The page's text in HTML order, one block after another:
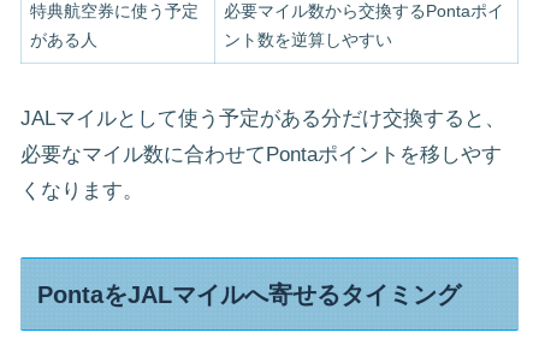
特典航空券に使う予定
がある人
必要マイル数から交換するPontaポイ
ント数を逆算しやすい
JALマイルとして使う予定がある分だけ交換すると、
必要なマイル数に合わせてPontaポイントを移しやす
くなります。
PontaをJALマイルへ寄せるタイミング